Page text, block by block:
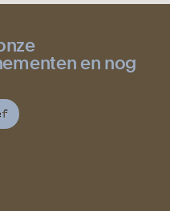
en nog